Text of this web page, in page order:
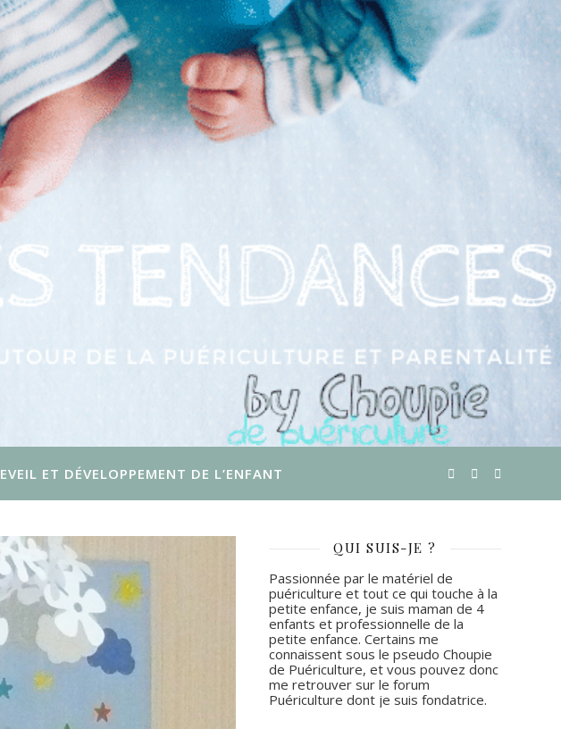
EVEIL ET DÉVELOPPEMENT DE L’ENFANT
QUI SUIS-JE ?
Passionnée par le matériel de
puériculture et tout ce qui touche à la
petite enfance, je suis maman de 4
enfants et professionnelle de la
petite enfance. Certains me
connaissent sous le pseudo Choupie
de Puériculture, et vous pouvez donc
me retrouver sur le forum
Puériculture dont je suis fondatrice.